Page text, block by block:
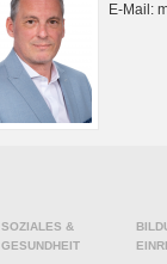
E-Mail:
SOZIALES &
GESUNDHEIT